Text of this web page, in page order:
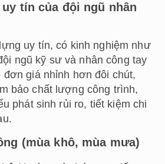
tín của đội ngũ nhân
uy tín, có kinh nghiệm như
ngũ kỹ sư và nhân công tay
đơn giá nhỉnh hơn đôi chút,
bảo chất lượng công trình,
phát sinh rủi ro, tiết kiệm chi
(mùa khô, mùa mưa)